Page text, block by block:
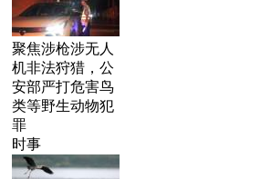
聚焦涉枪涉无人
机非法狩猎，公
安部严打危害鸟
类等野生动物犯
罪
时事